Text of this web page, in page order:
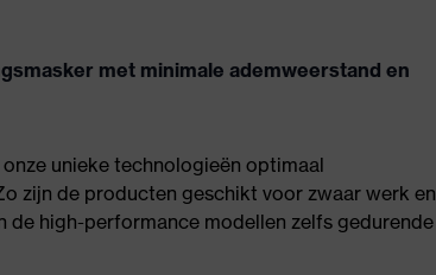
met minimale ademweerstand en
unieke technologieën optimaal
zijn de producten geschikt voor zwaar werk en
high-performance modellen zelfs gedurende